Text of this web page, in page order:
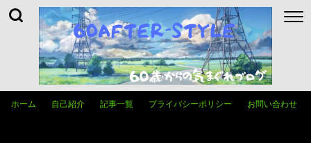
ホーム 自己紹介 記事一覧 プライバシーポリシー お問い合わせ